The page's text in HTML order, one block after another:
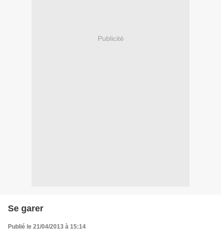
Publicité
Se garer
Publié le 21/04/2013 à 15:14